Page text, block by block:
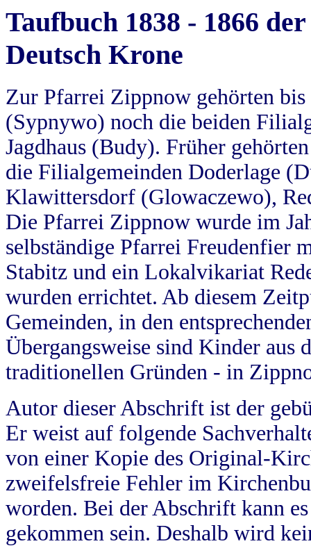
Taufbuch 1838 - 1866
Deutsch Krone
Zur Pfarrei Zippnow gehörten
(Sypnywo) noch die beiden
Jagdhaus (Budy). Früher
die Filialgemeinden Doderlage
Klawittersdorf (Glowaczewo),
Die Pfarrei Zippnow wurde im
selbständige Pfarrei Freudenfier
Stabitz und ein Lokalvikariat
wurden errichtet. Ab diesem
Gemeinden, in den
Übergangsweise sind Kinder aus
traditionellen Gründen - in
Autor dieser Abschrift ist der
Er weist auf folgende
von einer Kopie des Original-
zweifelsfreie Fehler im
worden. Bei der Abschrift kann
gekommen sein. Deshalb wird